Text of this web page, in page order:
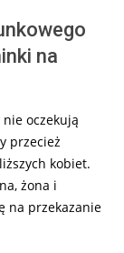
na
oczekują
przecież
kobiet.
żona i
na przekazanie